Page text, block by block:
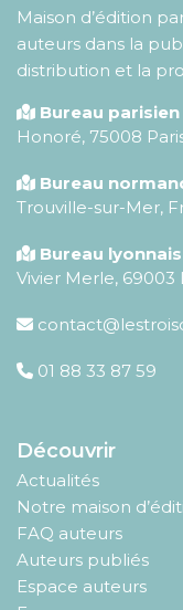
Maison d’édition
auteurs dans la
distribution et la
Bureau parisien
Honoré, 75008
Bureau
Trouville-sur-Mer,
Bureau
Vivier Merle, 69003
01 88 33 87 59
Découvrir
Actualités
Notre maison
FAQ auteurs
Auteurs publiés
Espace auteurs